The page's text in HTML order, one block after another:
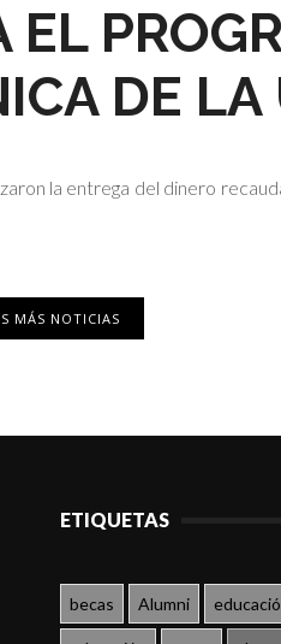
DE LA
la entrega del dinero
MÁS NOTICIAS
ETIQUETAS
becas Alumni